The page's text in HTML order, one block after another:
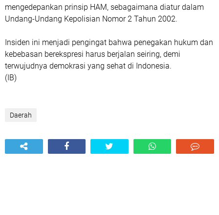
mengedepankan prinsip HAM, sebagaimana diatur dalam
Undang-Undang Kepolisian Nomor 2 Tahun 2002.
Insiden ini menjadi pengingat bahwa penegakan hukum dan
kebebasan berekspresi harus berjalan seiring, demi
terwujudnya demokrasi yang sehat di Indonesia.
(IB)
Daerah